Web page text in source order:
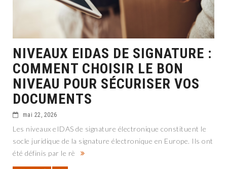
NIVEAUX EIDAS DE SIGNATURE :
COMMENT CHOISIR LE BON
NIVEAU POUR SÉCURISER VOS
DOCUMENTS
mai 22, 2026
Les niveaux eIDAS de signature électronique constituent le
socle juridique de la signature électronique en Europe. Ils ont
été définis par le rè